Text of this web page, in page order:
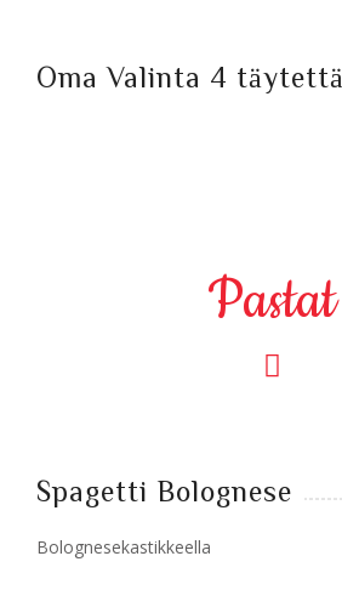
Oma Valinta 4 täytettä
Pastat
Spagetti Bolognese
Bolognesekastikkeella